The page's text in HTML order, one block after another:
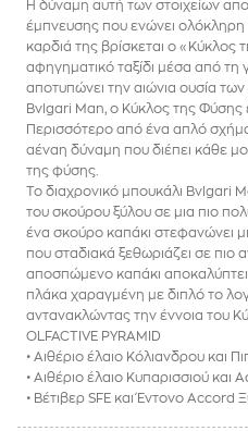
Η δύναμη αυτή των στοιχείων
έμπνευσης που ενώνει
καρδιά της βρίσκεται ο «Κύκλος
αφηγηματικό ταξίδι μέσα από τη
αποτυπώνει την αιώνια ουσία των
Bvlgari Man, ο Κύκλος της Φύσης
Περισσότερο από ένα απλό σχήμα,
αέναη δύναμη που διέπει κάθε
της φύσης.
Το διαχρονικό μπουκάλι Bvlgari
του σκούρου ξύλου σε μια πιο
ένα σκούρο καπάκι στεφανώνει
που σταδιακά ξεθωριάζει σε πιο
αποσπώμενο καπάκι αποκαλύπτει
πλάκα χαραγμένη με διπλό το
αντανακλώντας την έννοια του
OLFACTIVE PYRAMID
• Αιθέριο έλαιο Κόλιανδρου και
• Αιθέριο έλαιο Κυπαρισσιού και
• Βέτιβερ SFE και Έντονο Accord